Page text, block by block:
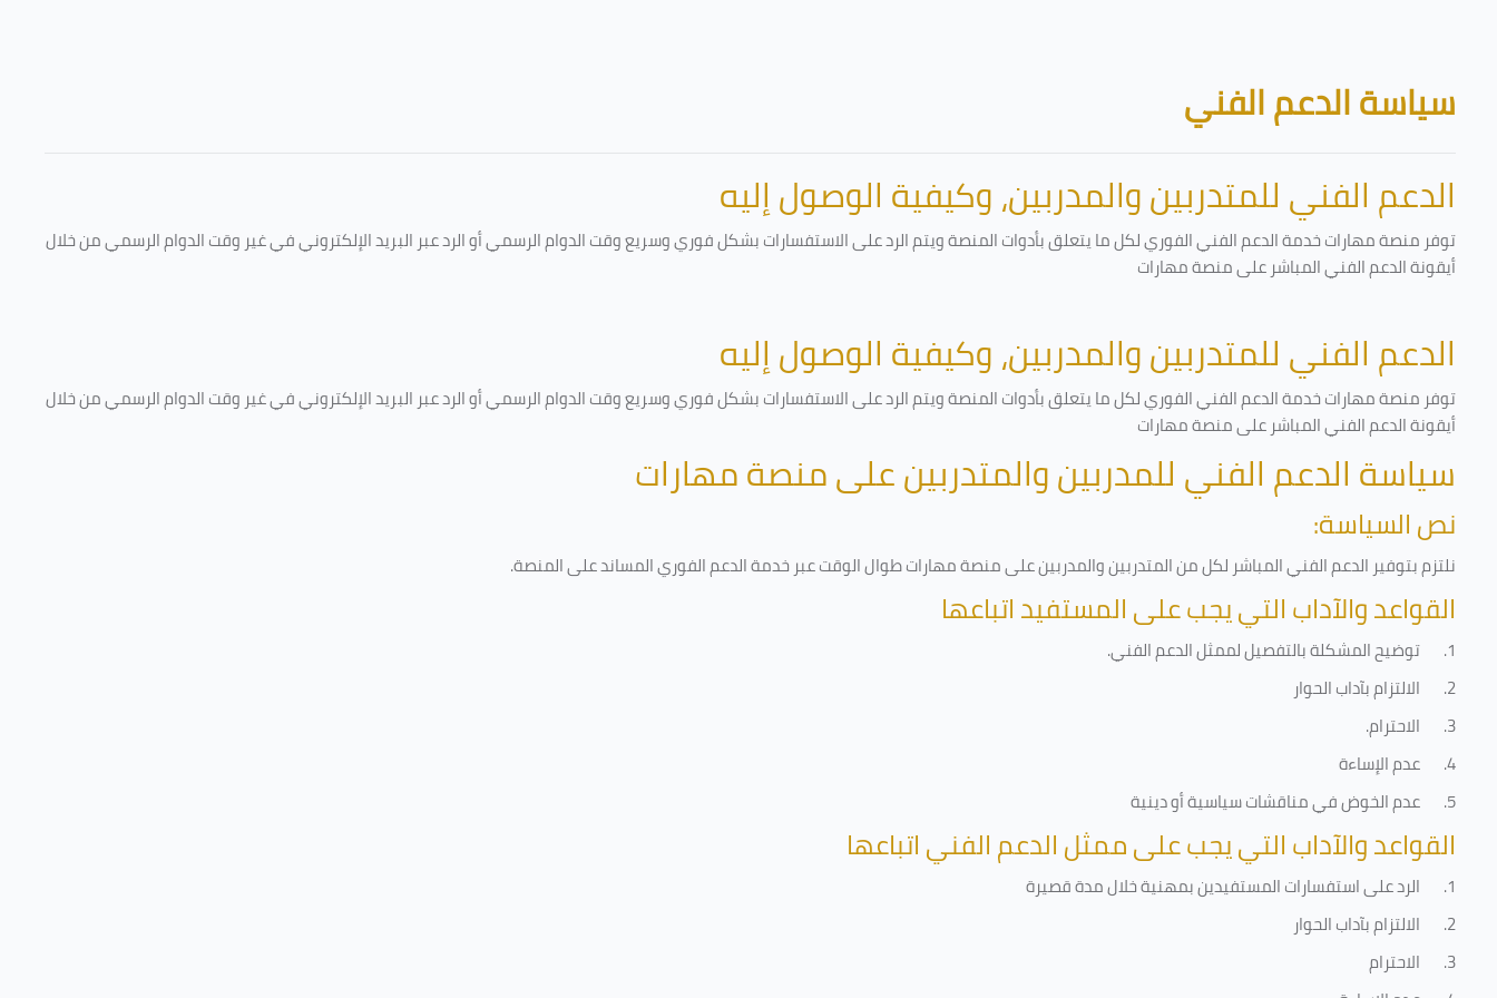
الكتل
سياسة الدعم الفني
الدعم الفني للمتدربين والمدربين، وكيفية الوصول إليه
توفر منصة مهارات خدمة الدعم الفني الفوري لكل ما يتعلق بأدوات المنصة ويتم الرد على الاستفسارات بشكل فوري وسريع وقت الدوام الرسمي أو الرد عبر البريد الإلكتروني في غير وقت الدوام الرسمي من خلال
أيقونة الدعم الفني المباشر على منصة مهارات
الدعم الفني للمتدربين والمدربين، وكيفية الوصول إليه
توفر منصة مهارات خدمة الدعم الفني الفوري لكل ما يتعلق بأدوات المنصة ويتم الرد على الاستفسارات بشكل فوري وسريع وقت الدوام الرسمي أو الرد عبر البريد الإلكتروني في غير وقت الدوام الرسمي من خلال
أيقونة الدعم الفني المباشر على منصة مهارات
سياسة الدعم الفني للمدربين والمتدربين على منصة مهارات
نص السياسة:
نلتزم بتوفير الدعم الفني المباشر لكل من المتدربين والمدربين على منصة مهارات طوال الوقت عبر خدمة الدعم الفوري المساند على المنصة.
القواعد والآداب التي يجب على المستفيد اتباعها
1. توضيح المشكلة بالتفصيل لممثل الدعم الفني.
2.
الالتزام بآداب الحوار
3.
الاحترام.
4.
عدم الإساءة
5.
عدم الخوض في مناقشات سياسية أو دينية
القواعد والآداب التي يجب على ممثل الدعم الفني اتباعها
1.
الرد على استفسارات المستفيدين بمهنية خلال مدة قصيرة
2.
الالتزام بآداب الحوار
3.
الاحترام